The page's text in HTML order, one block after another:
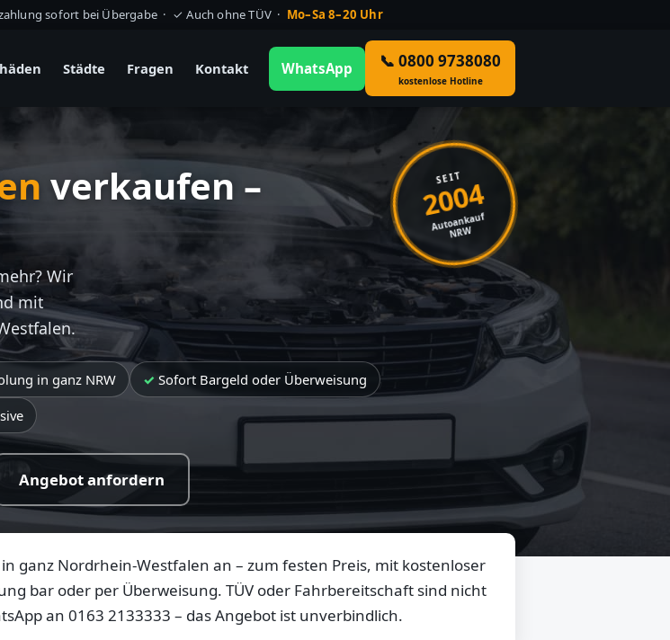
sofort bei Übergabe · ✓ Auch ohne TÜV · Mo–Sa 8–20 Uhr
Städte Fragen Kontakt WhatsApp 📞 0800 9738080
kostenlose Hotline
SEIT
2004
Autoankauf
NRW
verkaufen –
Wir
mit
in ganz NRW
Sofort Bargeld oder Überweisung
Angebot anfordern
ganz Nordrhein-Westfalen an – zum festen Preis, mit kostenloser
bar oder per Überweisung. TÜV oder Fahrbereitschaft sind nicht
an 0163 2133333 – das Angebot ist unverbindlich.